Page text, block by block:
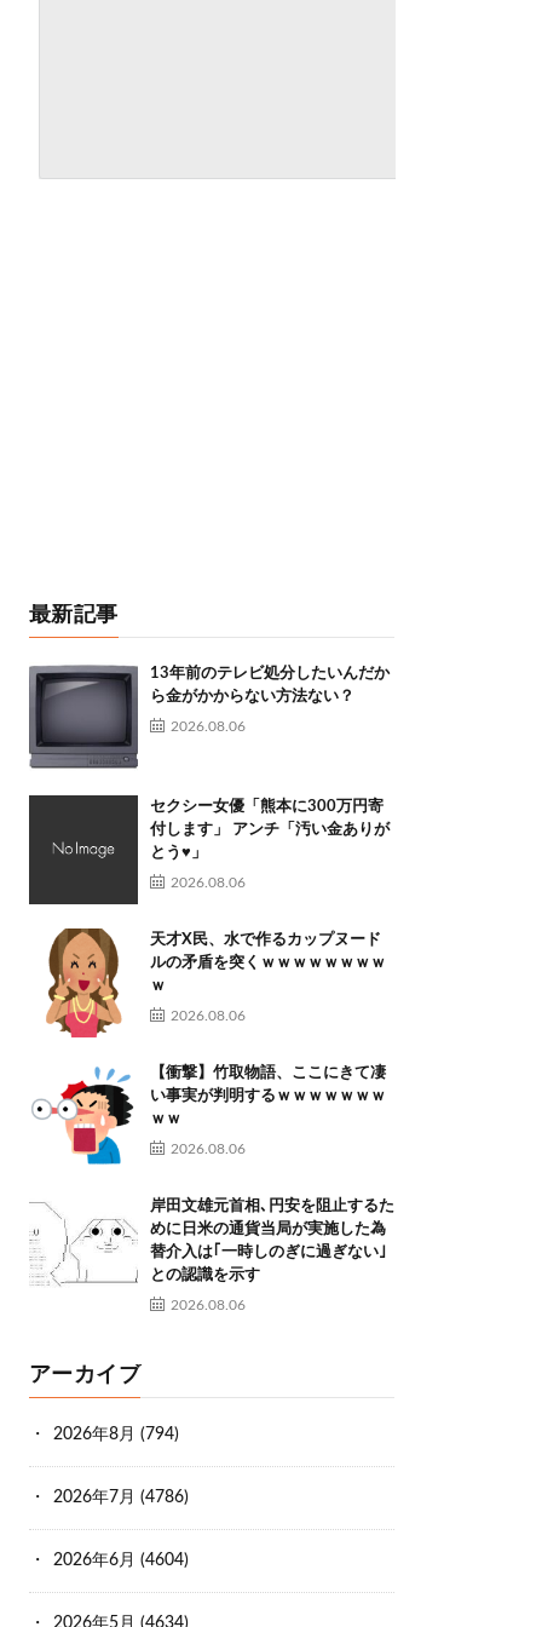
最新記事
13年前のテレビ処分したいんだか
ら金がかからない方法ない？
2026.08.06
セクシー女優「熊本に300万円寄
付します」 アンチ「汚い金ありが
とう♥」
2026.08.06
天才X民、水で作るカップヌード
ルの矛盾を突くｗｗｗｗｗｗｗｗ
ｗ
2026.08.06
【衝撃】竹取物語、ここにきて凄
い事実が判明するｗｗｗｗｗｗｗ
ｗｗ
2026.08.06
岸田文雄元首相､円安を阻止するた
めに日米の通貨当局が実施した為
替介入は｢一時しのぎに過ぎない｣
との認識を示す
2026.08.06
アーカイブ
2026年8月 (794)
2026年7月 (4786)
2026年6月 (4604)
2026年5月 (4634)